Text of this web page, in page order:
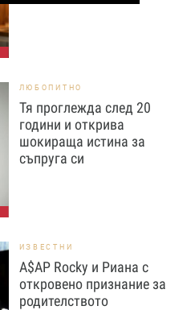
ЛЮБОПИТНО
Тя проглежда след 20
години и открива
шокираща истина за
съпруга си
ИЗВЕСТНИ
A$AP Rocky и Риана с
откровено признание за
родителството